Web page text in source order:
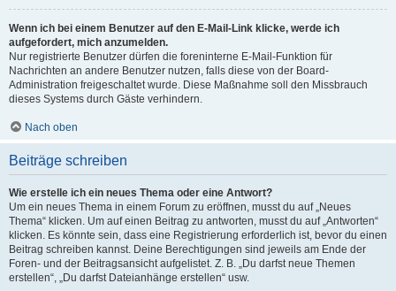
Wenn ich bei einem Benutzer auf den E-Mail-Link klicke, werde ich
aufgefordert, mich anzumelden.
Nur registrierte Benutzer dürfen die foreninterne E-Mail-Funktion für
Nachrichten an andere Benutzer nutzen, falls diese von der Board-
Administration freigeschaltet wurde. Diese Maßnahme soll den Missbrauch
dieses Systems durch Gäste verhindern.
Nach oben
Beiträge schreiben
Wie erstelle ich ein neues Thema oder eine Antwort?
Um ein neues Thema in einem Forum zu eröffnen, musst du auf „Neues
Thema“ klicken. Um auf einen Beitrag zu antworten, musst du auf „Antworten“
klicken. Es könnte sein, dass eine Registrierung erforderlich ist, bevor du einen
Beitrag schreiben kannst. Deine Berechtigungen sind jeweils am Ende der
Foren- und der Beitragsansicht aufgelistet. Z. B. „Du darfst neue Themen
erstellen“, „Du darfst Dateianhänge erstellen“ usw.